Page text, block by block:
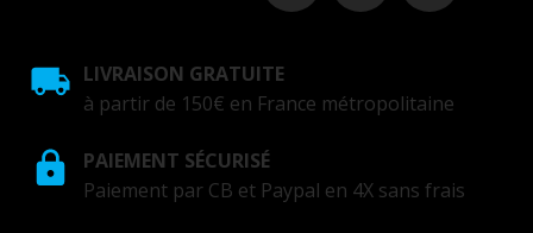
LIVRAISON GRATUITE
à partir de 150€ en France métropolitaine
PAIEMENT SÉCURISÉ
Paiement par CB et Paypal en 4X sans frais